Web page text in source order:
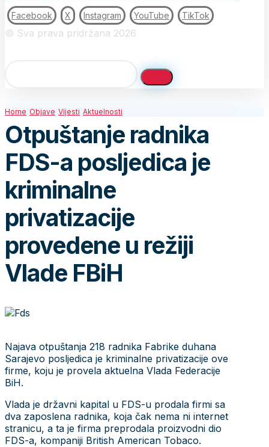
Facebook X Instagram YouTube TikTok
© Sva prava pridržana 2026
Home Objave Vijesti Aktuelnosti
Otpuštanje radnika
FDS-a posljedica je
kriminalne
privatizacije
provedene u režiji
Vlade FBiH
Najava otpuštanja 218 radnika Fabrike duhana
Sarajevo posljedica je kriminalne privatizacije ove
firme, koju je provela aktuelna Vlada Federacije
BiH.
Vlada je državni kapital u FDS-u prodala firmi sa
dva zaposlena radnika, koja čak nema ni internet
stranicu, a ta je firma preprodala proizvodni dio
FDS-a, kompaniji British American Tobaco.